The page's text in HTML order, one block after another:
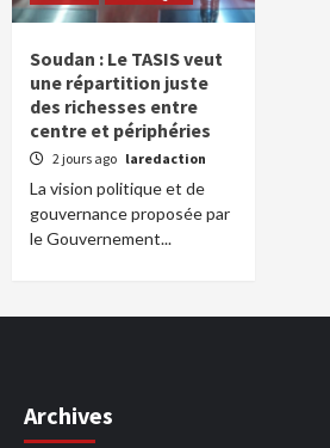
Soudan : Le TASIS veut
une répartition juste
des richesses entre
centre et périphéries
2 jours ago laredaction
La vision politique et de
gouvernance proposée par
le Gouvernement...
Archives